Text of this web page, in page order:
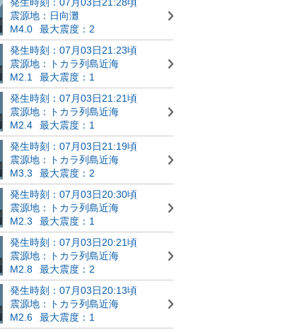
震源地：日向灘
M4.0
最大震度：2
発生時刻：07月03日21:23頃
震源地：トカラ列島近海
M2.1
最大震度：1
発生時刻：07月03日21:21頃
震源地：トカラ列島近海
M2.4
最大震度：1
発生時刻：07月03日21:19頃
震源地：トカラ列島近海
M3.3
最大震度：2
発生時刻：07月03日20:30頃
震源地：トカラ列島近海
M2.3
最大震度：1
発生時刻：07月03日20:21頃
震源地：トカラ列島近海
M2.8
最大震度：2
発生時刻：07月03日20:13頃
震源地：トカラ列島近海
M2.6
最大震度：1